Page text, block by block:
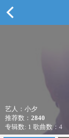
艺人：小夕
推荐数： 2840
专辑数: 1 歌曲数：4